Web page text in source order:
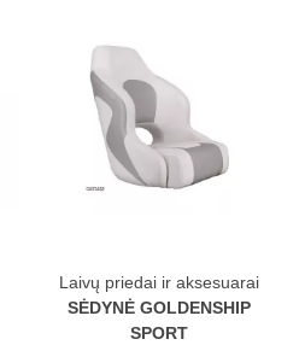
Laivų priedai ir aksesuarai
SĖDYNĖ GOLDENSHIP
SPORT